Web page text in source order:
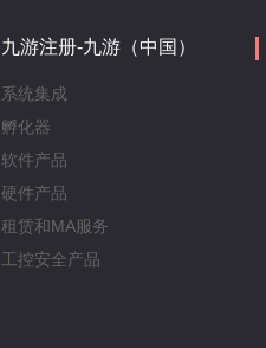
九游注册-九游（中国）
系统集成
孵化器
软件产品
硬件产品
租赁和MA服务
工控安全产品